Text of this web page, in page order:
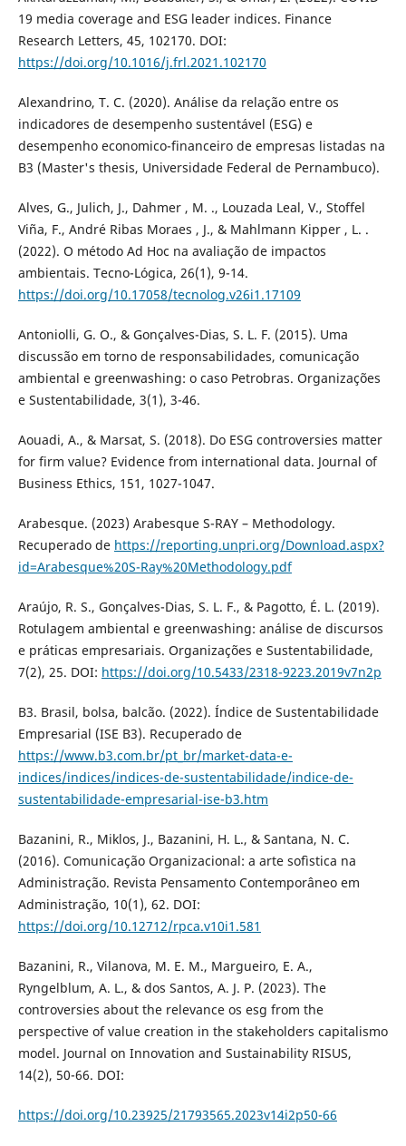
19 media coverage and ESG leader indices. Finance
Research Letters, 45, 102170. DOI:
https://doi.org/10.1016/j.frl.2021.102170
Alexandrino, T. C. (2020). Análise da relação entre os
indicadores de desempenho sustentável (ESG) e
desempenho economico-financeiro de empresas listadas na
B3 (Master's thesis, Universidade Federal de Pernambuco).
Alves, G., Julich, J., Dahmer , M. ., Louzada Leal, V., Stoffel
Viña, F., André Ribas Moraes , J., & Mahlmann Kipper , L. .
(2022). O método Ad Hoc na avaliação de impactos
ambientais. Tecno-Lógica, 26(1), 9-14.
https://doi.org/10.17058/tecnolog.v26i1.17109
Antoniolli, G. O., & Gonçalves-Dias, S. L. F. (2015). Uma
discussão em torno de responsabilidades, comunicação
ambiental e greenwashing: o caso Petrobras. Organizações
e Sustentabilidade, 3(1), 3-46.
Aouadi, A., & Marsat, S. (2018). Do ESG controversies matter
for firm value? Evidence from international data. Journal of
Business Ethics, 151, 1027-1047.
Arabesque. (2023) Arabesque S-RAY – Methodology.
Recuperado de https://reporting.unpri.org/Download.aspx?
id=Arabesque%20S-Ray%20Methodology.pdf
Araújo, R. S., Gonçalves-Dias, S. L. F., & Pagotto, É. L. (2019).
Rotulagem ambiental e greenwashing: análise de discursos
e práticas empresariais. Organizações e Sustentabilidade,
7(2), 25. DOI: https://doi.org/10.5433/2318-9223.2019v7n2p
B3. Brasil, bolsa, balcão. (2022). Índice de Sustentabilidade
Empresarial (ISE B3). Recuperado de
https://www.b3.com.br/pt_br/market-data-e-
indices/indices/indices-de-sustentabilidade/indice-de-
sustentabilidade-empresarial-ise-b3.htm
Bazanini, R., Miklos, J., Bazanini, H. L., & Santana, N. C.
(2016). Comunicação Organizacional: a arte sofìstica na
Administração. Revista Pensamento Contemporâneo em
Administração, 10(1), 62. DOI:
https://doi.org/10.12712/rpca.v10i1.581
Bazanini, R., Vilanova, M. E. M., Margueiro, E. A.,
Ryngelblum, A. L., & dos Santos, A. J. P. (2023). The
controversies about the relevance os esg from the
perspective of value creation in the stakeholders capitalismo
model. Journal on Innovation and Sustainability RISUS,
14(2), 50-66. DOI:
https://doi.org/10.23925/21793565.2023v14i2p50-66